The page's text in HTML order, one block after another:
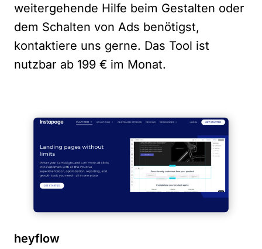
weitergehende Hilfe beim Gestalten oder
dem Schalten von Ads benötigst,
kontaktiere uns gerne. Das Tool ist
nutzbar ab 199 € im Monat.
heyflow